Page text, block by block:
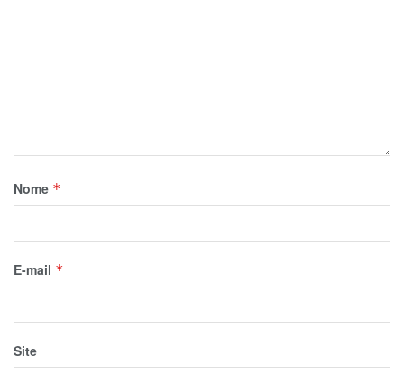
Nome *
E-mail *
Site